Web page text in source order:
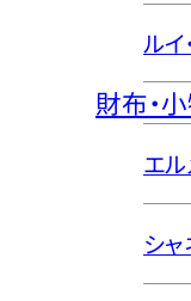
ルイ
財布・
エ
シ